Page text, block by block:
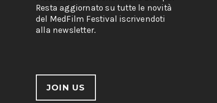
Resta aggiornato su tutte le novità
del MedFilm Festival iscrivendoti
alla newsletter.
JOIN US